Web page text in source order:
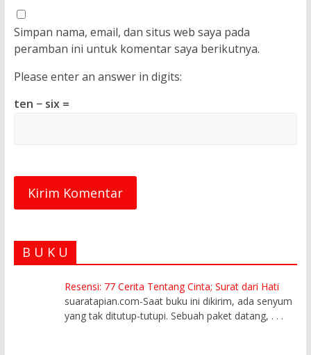
Simpan nama, email, dan situs web saya pada
peramban ini untuk komentar saya berikutnya.
Please enter an answer in digits:
ten − six =
B U K U
Resensi: 77 Cerita Tentang Cinta; Surat dari Hati
suaratapian.com-Saat buku ini dikirim, ada senyum
yang tak ditutup-tutupi. Sebuah paket datang, . . .